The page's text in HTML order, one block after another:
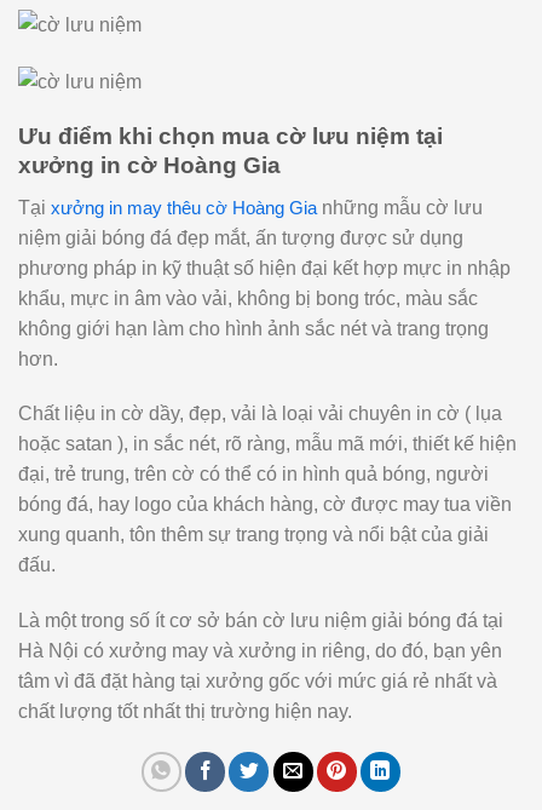
Ưu điểm khi chọn mua cờ lưu niệm tại
xưởng in cờ Hoàng Gia
Tại xưởng in may thêu cờ Hoàng Gia những mẫu cờ lưu
niệm giải bóng đá đẹp mắt, ấn tượng được sử dụng
phương pháp in kỹ thuật số hiện đại kết hợp mực in nhập
khẩu, mực in âm vào vải, không bị bong tróc, màu sắc
không giới hạn làm cho hình ảnh sắc nét và trang trọng
hơn.
Chất liệu in cờ dầy, đẹp, vải là loại vải chuyên in cờ ( lụa
hoặc satan ), in sắc nét, rõ ràng, mẫu mã mới, thiết kế hiện
đại, trẻ trung, trên cờ có thể có in hình quả bóng, người
bóng đá, hay logo của khách hàng, cờ được may tua viền
xung quanh, tôn thêm sự trang trọng và nổi bật của giải
đấu.
Là một trong số ít cơ sở bán cờ lưu niệm giải bóng đá tại
Hà Nội có xưởng may và xưởng in riêng, do đó, bạn yên
tâm vì đã đặt hàng tại xưởng gốc với mức giá rẻ nhất và
chất lượng tốt nhất thị trường hiện nay.